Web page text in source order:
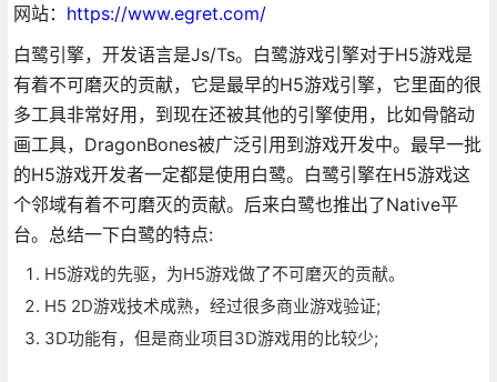
网站： https://www.egret.com/
白鹭引擎，开发语言是Js/Ts。白鹭游戏引擎对于H5游戏是
有着不可磨灭的贡献，它是最早的H5游戏引擎，它里面的很
多工具非常好用，到现在还被其他的引擎使用，比如骨骼动
画工具，DragonBones被广泛引用到游戏开发中。最早一批
的H5游戏开发者一定都是使用白鹭。白鹭引擎在H5游戏这
个邻域有着不可磨灭的贡献。后来白鹭也推出了Native平
台。总结一下白鹭的特点:
H5游戏的先驱，为H5游戏做了不可磨灭的贡献。
H5 2D游戏技术成熟，经过很多商业游戏验证;
3D功能有，但是商业项目3D游戏用的比较少;